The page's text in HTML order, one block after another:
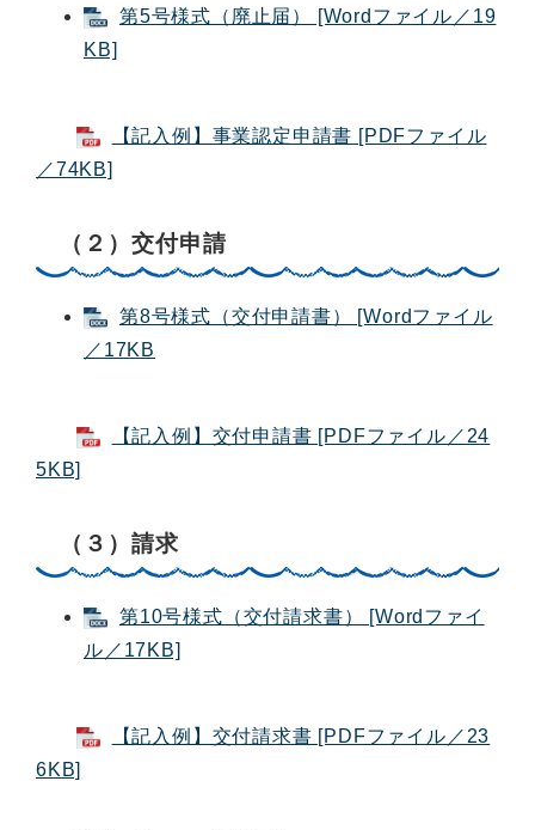
第5号様式（廃止届） [Wordファイル／19
KB]
【記入例】事業認定申請書 [PDFファイル
／74KB]
（２）交付申請
第8号様式（交付申請書） [Wordファイル
／17KB
【記入例】交付申請書 [PDFファイル／24
5KB]
（３）請求
第10号様式（交付請求書） [Wordファイ
ル／17KB]
【記入例】交付請求書 [PDFファイル／23
6KB]